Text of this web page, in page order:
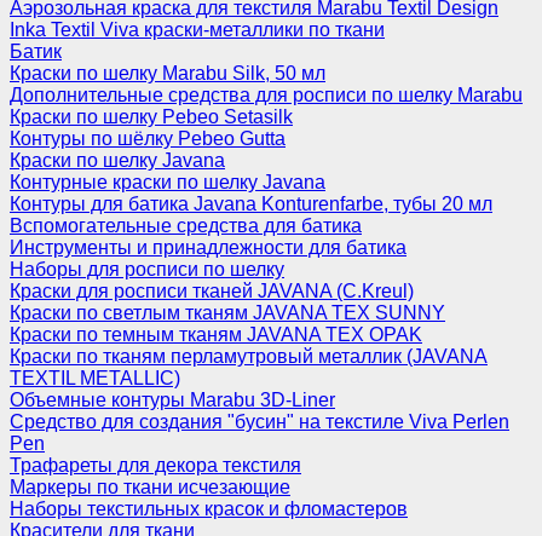
Аэрозольная краска для текстиля Marabu Textil Design
Inka Textil Viva краски-металлики по ткани
Батик
Краски по шелку Marabu Silk, 50 мл
Дополнительные средства для росписи по шелку Marabu
Краски по шелку Pebeo Setasilk
Контуры по шёлку Pebeo Gutta
Краски по шелку Javana
Контурные краски по шелку Javana
Контуры для батика Javana Konturenfarbe, тубы 20 мл
Вспомогательные средства для батика
Инструменты и принадлежности для батика
Наборы для росписи по шелку
Краски для росписи тканей JAVANA (C.Kreul)
Краски по светлым тканям JAVANA TEX SUNNY
Краски по темным тканям JAVANA TEX OPAK
Краски по тканям перламутровый металлик (JAVANA
TEXTIL METALLIC)
Объемные контуры Marabu 3D-Liner
Средство для создания "бусин" на текстиле Viva Perlen
Pen
Трафареты для декора текстиля
Маркеры по ткани исчезающие
Наборы текстильных красок и фломастеров
Красители для ткани